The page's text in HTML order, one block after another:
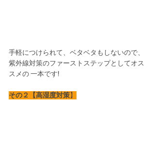
手軽につけられて、ベタベタもしないので、
紫外線対策のファーストステップとしてオス
スメの 一本です!
その２【高湿度対策】